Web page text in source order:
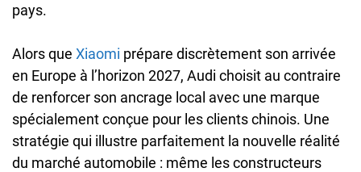
pays.
Alors que Xiaomi prépare discrètement son arrivée
en Europe à l’horizon 2027, Audi choisit au contraire
de renforcer son ancrage local avec une marque
spécialement conçue pour les clients chinois. Une
stratégie qui illustre parfaitement la nouvelle réalité
du marché automobile : même les constructeurs